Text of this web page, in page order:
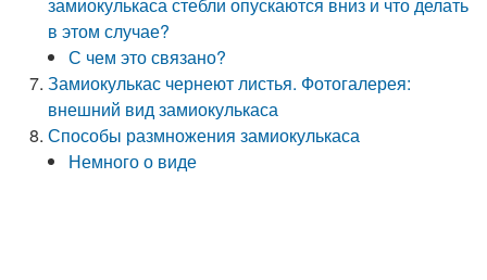
в этом случае?
С чем это связано?
Замиокулькас чернеют листья. Фотогалерея:
внешний вид замиокулькаса
Способы размножения замиокулькаса
Немного о виде